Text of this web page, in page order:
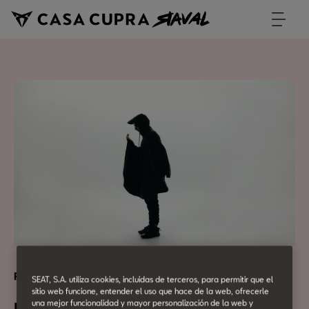
RAVAL MUSIC SESSIONS
SEAT, S.A. utiliza cookies, incluidas de terceros, para permitir que el
sitio web funcione, entender el uso que hace de la web, ofrecerle
una mejor funcionalidad y mayor personalización de la web y